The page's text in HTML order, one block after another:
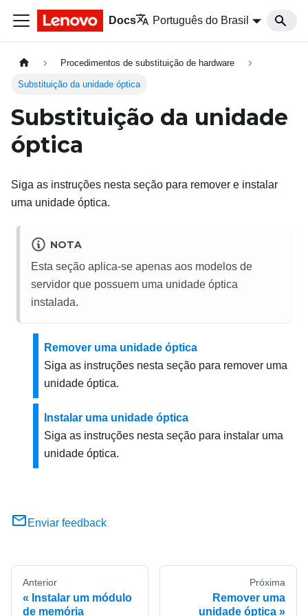
Docs Português do Brasil
Procedimentos de substituição de hardware
Substituição da unidade óptica
Substituição da unidade
óptica
Siga as instruções nesta seção para remover e instalar
uma unidade óptica.
NOTA
Esta seção aplica-se apenas aos modelos de
servidor que possuem uma unidade óptica
instalada.
Remover uma unidade óptica
Siga as instruções nesta seção para remover uma
unidade óptica.
Instalar uma unidade óptica
Siga as instruções nesta seção para instalar uma
unidade óptica.
Enviar feedback
Anterior
Instalar um módulo
de memória
Próxima
Remover uma
unidade óptica